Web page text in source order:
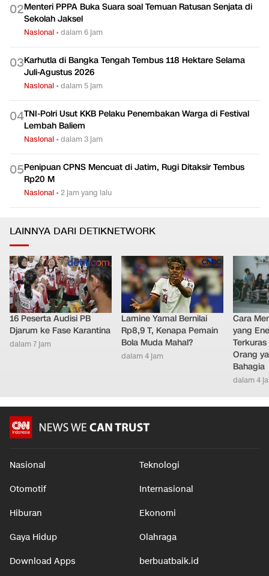
02Menteri PPPA Buka Suara soal Temuan Ratusan Senjata di
Sekolah Jaksel
Nasional •dalam 6 jam
03Karhutla di Bangka Tengah Tembus 118 Hektare Selama
Juli-Agustus 2026
Nasional •dalam 5 jam
04TNI-Polri Usut KKB Pelaku Penembakan Warga di Festival
Lembah Baliem
Nasional •dalam 3 jam
05Penipuan CPNS Mencuat di Jatim, Rugi Ditaksir Tembus
Rp20 M
Nasional •2 jam yang lalu
LAINNYA DARI DETIKNETWORK
16 Peserta Audisi PB
Djarum ke Fase Karantina
dalam 7 jam
Lamine Yamal Bernilai
Rp8,9 T, Kenapa Pemain
Bola Muda Mahal?
dalam 4 jam
Cara
yang
Orang
Bahagia
dalam 4
Nasional Teknologi
Otomotif Internasional
Hiburan Ekonomi
Gaya Hidup Olahraga
Download Apps berbuatbaik.id